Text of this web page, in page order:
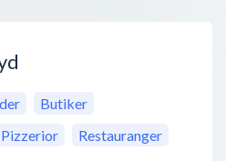
Butiker
Pizzerior
Restauranger